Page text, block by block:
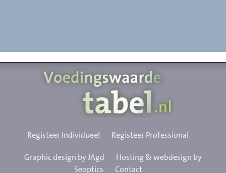
Registeer Individueel Registeer Professional
Graphic design by JAgd
Hosting & webdesign by
Seoptics
Contact